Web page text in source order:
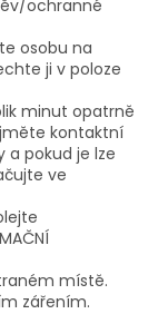
ochranné
osobu na
ji v poloze
minut opatrně
kontaktní
a pokud je lze
ve
místě.
zářením.